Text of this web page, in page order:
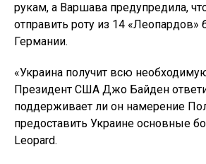
рукам, а Варшава предупредила,
отправить роту из 14 «Леопардов»
Германии.
«Украина получит всю
Президент США Джо Байден
поддерживает ли он намерение
предоставить Украине основные
Leopard.